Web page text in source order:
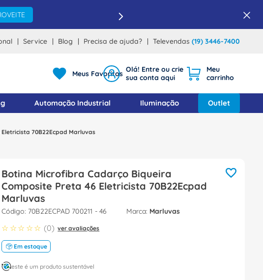
Service Blog Precisa de ajuda? Televendas (19) 3446-7400
Meus Favoritos
Automação Industrial Iluminação Outlet
70B22Ecpad Marluvas
Botina Microfibra Cadarço Biqueira
Composite Preta 46 Eletricista 70B22Ecpad
Marluvas
: 70B22ECPAD 700211 - 46 Marluvas
☆ ☆ ☆ ☆ ☆ (0) ver avaliações
Em estoque
este é um produto sustentável